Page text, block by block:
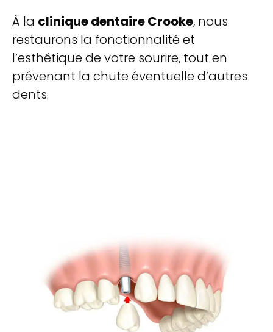
À la clinique dentaire Crooke, nous
restaurons la fonctionnalité et
l’esthétique de votre sourire, tout en
prévenant la chute éventuelle d’autres
dents.